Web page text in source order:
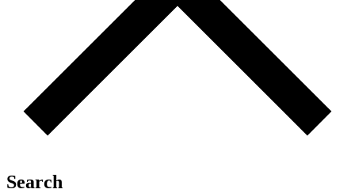
Search